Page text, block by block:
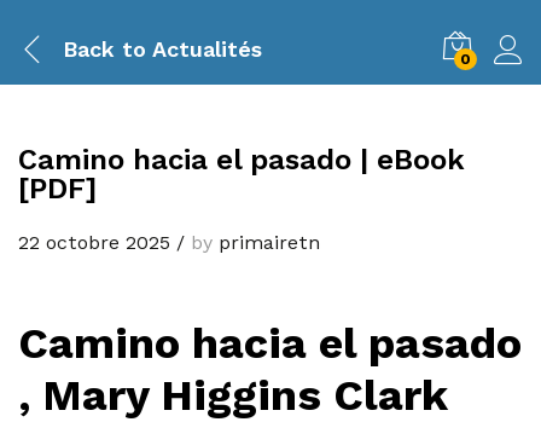
Back to Actualités 0
Camino hacia el pasado | eBook
[PDF]
22 octobre 2025 / by primairetn
Camino hacia el pasado
, Mary Higgins Clark